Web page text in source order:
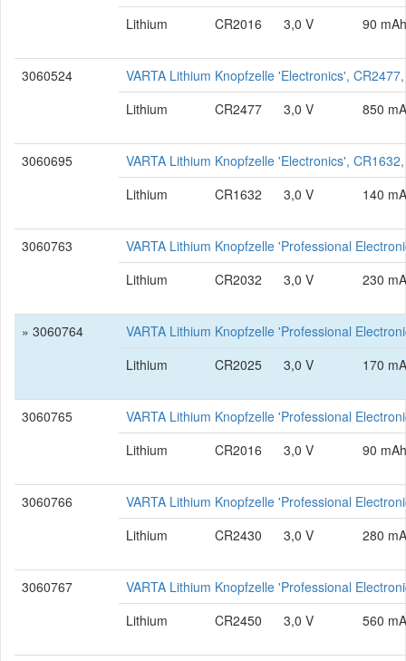
Lithium
CR2016 3,0 V 90 mAh
3060524
VARTA Lithium Knopfzelle 'Electronics',
Lithium
CR2477 3,0 V 850
3060695
VARTA Lithium Knopfzelle 'Electronics',
Lithium
CR1632 3,0 V 140
3060763
VARTA Lithium Knopfzelle 'Professional
Lithium
CR2032 3,0 V 230
» 3060764
VARTA Lithium Knopfzelle 'Professional
Lithium
CR2025 3,0 V 170
3060765
VARTA Lithium Knopfzelle 'Professional
Lithium
CR2016 3,0 V 90 mAh
3060766
VARTA Lithium Knopfzelle 'Professional
Lithium
CR2430 3,0 V 280
3060767
VARTA Lithium Knopfzelle 'Professional
Lithium
CR2450 3,0 V 560